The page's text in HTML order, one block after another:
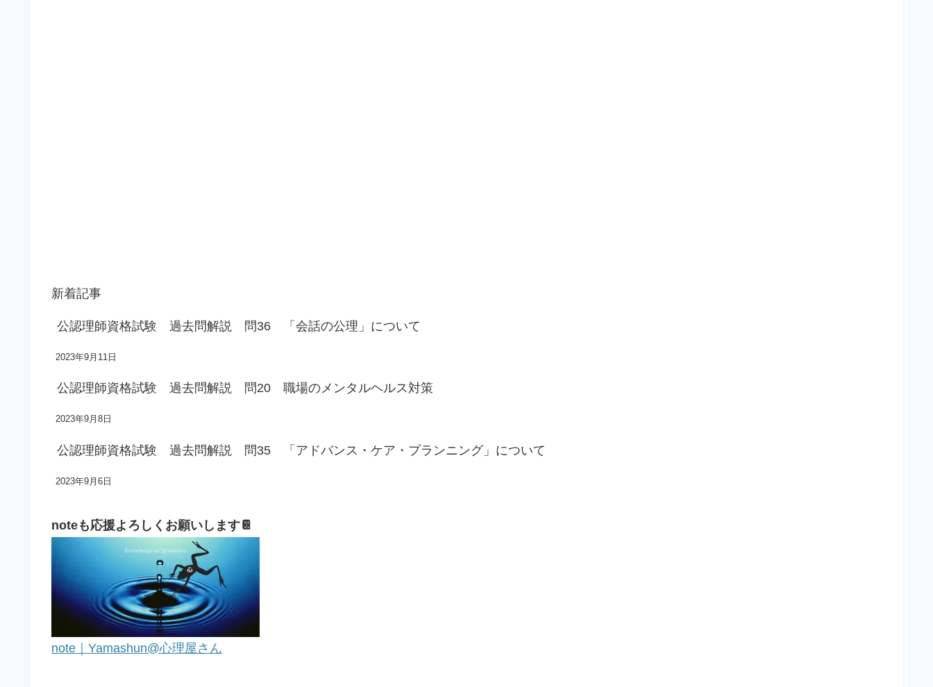
新着記事
公認理師資格試験 過去問解説 問36 「会話の公理」について
2023年9月11日
公認理師資格試験 過去問解説 問20 職場のメンタルヘルス対策
2023年9月8日
公認理師資格試験 過去問解説 問35 「アドバンス・ケア・プランニング」について
2023年9月6日
noteも応援よろしくお願いします📔
note｜Yamashun@心理屋さん